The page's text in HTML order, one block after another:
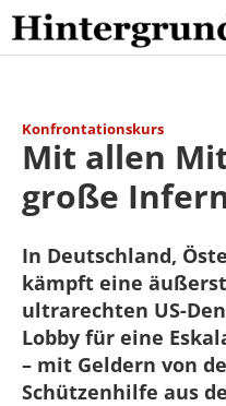
Skip
to
content
Konfrontationskurs
Mit allen
große
In Deutschland,
kämpft eine
ultrarechten US-
Lobby für eine
– mit Geldern von
Schützenhilfe aus